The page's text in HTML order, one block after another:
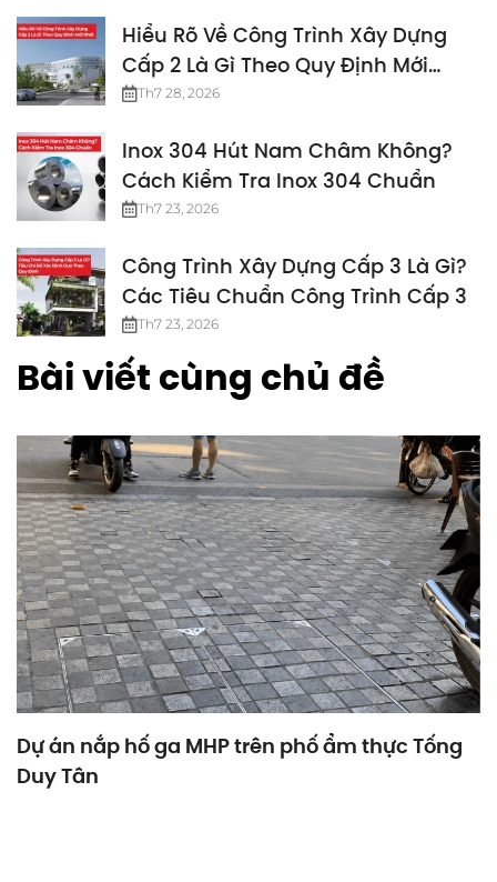
Hiểu Rõ Về Công Trình Xây Dựng
Cấp 2 Là Gì Theo Quy Định Mới
Nhất
Th7 28, 2026
Inox 304 Hút Nam Châm Không?
Cách Kiểm Tra Inox 304 Chuẩn
Th7 23, 2026
Công Trình Xây Dựng Cấp 3 Là Gì?
Các Tiêu Chuẩn Công Trình Cấp 3
Th7 23, 2026
Bài viết cùng chủ đề
Dự án nắp hố ga MHP trên phố ẩm thực Tống
Duy Tân